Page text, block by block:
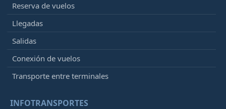
Reserva de vuelos
Llegadas
Salidas
Conexión de vuelos
Transporte entre terminales
INFOTRANSPORTES